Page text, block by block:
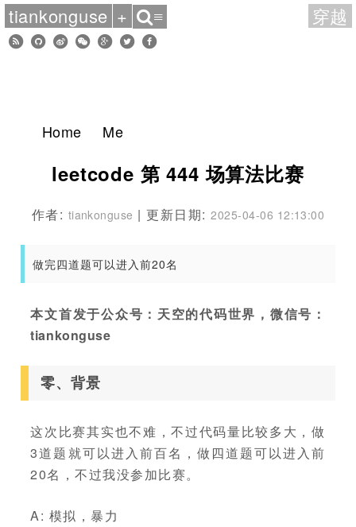
Home Me
leetcode 第 444 场算法比赛
作者: tiankonguse | 更新日期:2025-04-06 12:13:00
做完四道题可以进入前20名
本文首发于公众号：天空的代码世界，微信号：
tiankonguse
零、背景
这次比赛其实也不难，不过代码量比较多大，做
3道题就可以进入前百名，做四道题可以进入前
20名，不过我没参加比赛。
A: 模拟，暴力
tiankonguse + ≡ 穿越